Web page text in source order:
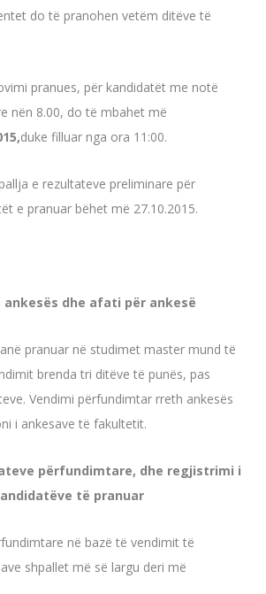
do të pranohen vetëm ditëve të
pranues, për kandidatët me notë
nën 8.00, do të mbahet më
duke filluar nga ora 11:00.
e rezultateve preliminare për
e pranuar bëhet më 27.10.2015.
ankesës dhe afati për ankesë
pranuar në studimet master mund të
brenda tri ditëve të punës, pas
Vendimi përfundimtar rreth ankesës
i ankesave të fakultetit.
përfundimtare, dhe regjistrimi i
të pranuar
në bazë të vendimit të
shpallet më së largu deri më